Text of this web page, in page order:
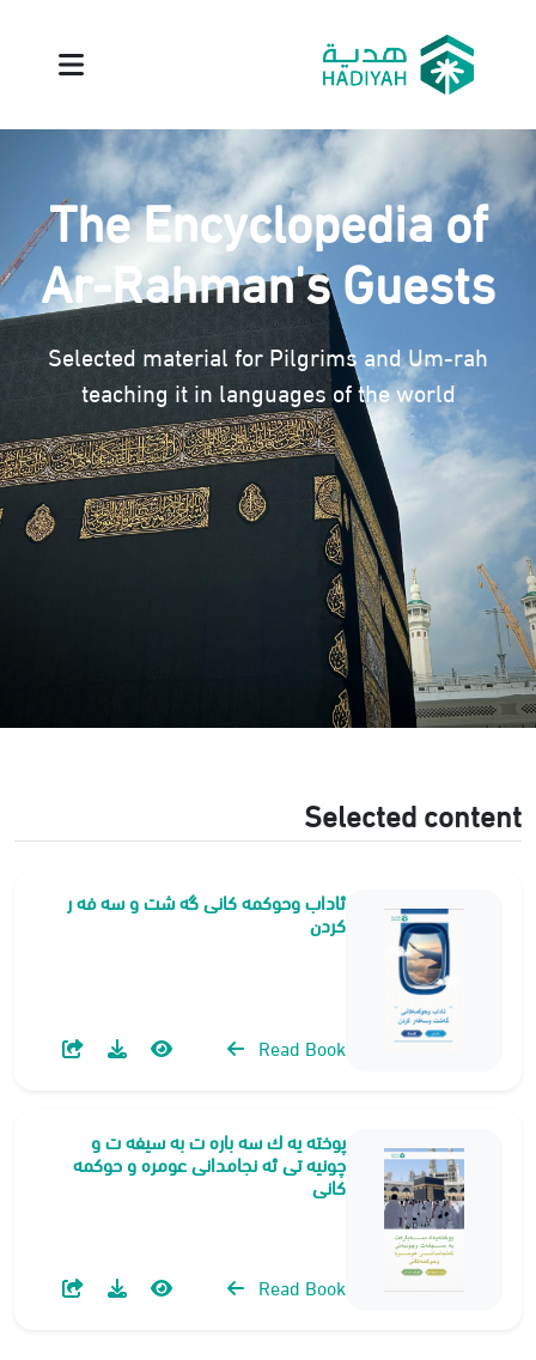
The Encyclopedia of
Ar-Rahman's Guests
Selected material for Pilgrims and Um-rah
teaching it in languages of the world
Selected content
ئاداب وحوكمه كانی گه شت و سه فه ر
کردن
Read Book
پوخته یه ك سه باره ت به سیفه ت و
چونیه تی ئه نجامدانی عومره و حوكمه
كانی
Read Book